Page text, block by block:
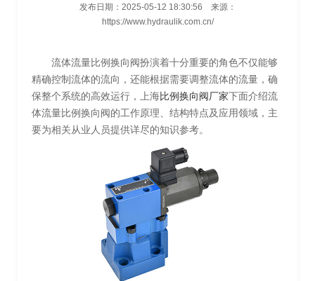
发布日期： 2025-05-12 18:30:56
来源：
https://www.hydraulik.com.cn/
流体流量比例换向阀扮演着十分重要的角色不仅能够
精确控制流体的流向，还能根据需要调整流体的流量，确
保整个系统的高效运行，上海比例换向阀厂家下面介绍流
体流量比例换向阀的工作原理、结构特点及应用领域，主
要为相关从业人员提供详尽的知识参考。